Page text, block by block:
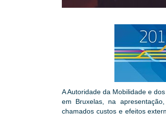
A Autoridade da Mobilidade e
em Bruxelas, na
chamados custos e efeitos